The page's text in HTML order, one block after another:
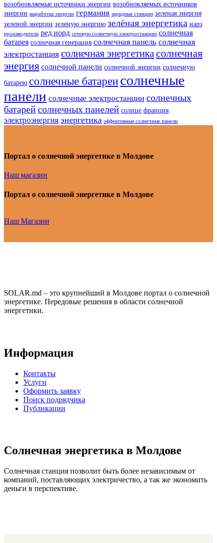
возобновляемые источники энергии возобновляемых источников
энергии выработка энергии германия зарядные станции зеленая энергия
зеленой энергии зеленую энергию зелёная энергетика нарэ
производители ред норд сетевую солнечную электростанцию солнечная
батарея солнечная генерация солнечная панель солнечная
электростанция солнечная энергетикасолнечная
энергия солнечной панели солнечной энергии солнечную
батарею солнечные батареисолнечные
панели солнечные электростанции солнечных
батарейсолнечных панелей солнце франция
электроэнергия энергетика эффективные солнечные панели
Портал о солнечной энергетике в Молдове
Наш магазин
Портал о солнечной энергетике в Молдове
Наш Магазин
SOLAR.md – это крупнейший в Молдове портал о солнечной
энергетике. Передовые решения в области солнечной
энергетики.
Информация
Контакты
Услуги
Оформить заявку
Поиск подрядчика
Публикации
Солнечная энергетика в Молдове
Солнечная станция позволит быть более независимым от
компаний, поставляющих электричество, а так же экономить
деньги в перспективе.